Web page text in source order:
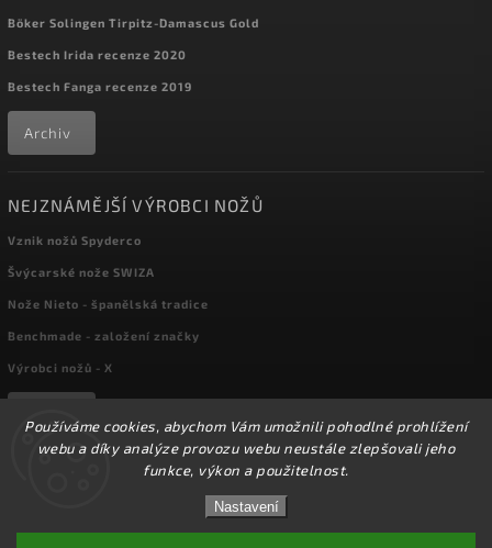
Používáme cookies, abychom Vám umožnili pohodlné prohlížení
webu a díky analýze provozu webu neustále zlepšovali jeho
funkce, výkon a použitelnost.
Nastavení
☀️Ve dnech 3-14.8 2026 máme zavřeno z důvodu
DOVOLENÉ. Eshop zůstává v provozu, objednávky
budeme zpracovávat v pondělí 17.8.2026. Děkujeme za
pochopení.☀️
Böker Solingen Tirpitz-Damascus Gold
Bestech Irida recenze 2020
Bestech Fanga recenze 2019
Archiv
NEJZNÁMĚJŠÍ VÝROBCI NOŽŮ
Vznik nožů Spyderco
Švýcarské nože SWIZA
Nože Nieto - španělská tradice
Benchmade - založení značky
Výrobci nožů - X
kapesni-noze.cz
Upravit nastavení cookies